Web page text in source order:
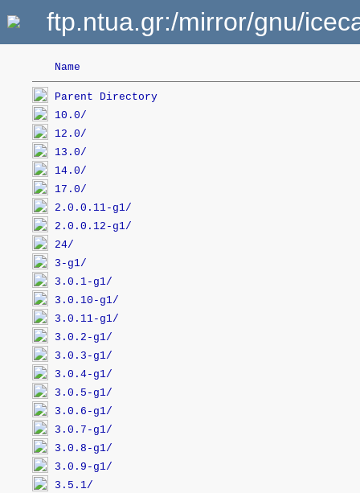
ftp.ntua.gr:/mirror/gnu/
Name
Parent Directory
10.0/
12.0/
13.0/
14.0/
17.0/
2.0.0.11-g1/
2.0.0.12-g1/
24/
3-g1/
3.0.1-g1/
3.0.10-g1/
3.0.11-g1/
3.0.2-g1/
3.0.3-g1/
3.0.4-g1/
3.0.5-g1/
3.0.6-g1/
3.0.7-g1/
3.0.8-g1/
3.0.9-g1/
3.5.1/